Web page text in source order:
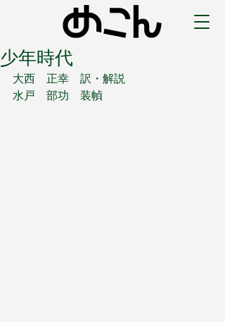
少年時代
大西　正幸　訳・解説
水戸　部功　装幀